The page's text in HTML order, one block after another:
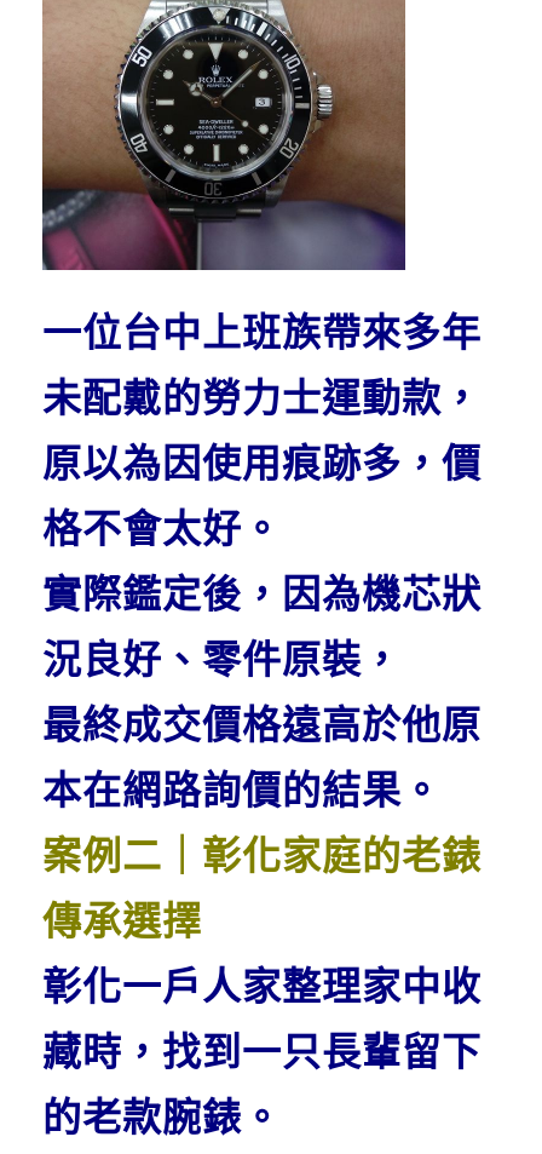
一位台中上班族帶來多年
未配戴的勞力士運動款，
原以為因使用痕跡多，價
格不會太好。
實際鑑定後，因為機芯狀
況良好、零件原裝，
最終成交價格遠高於他原
本在網路詢價的結果。
案例二｜彰化家庭的老錶
傳承選擇
彰化一戶人家整理家中收
藏時， 找到一只長輩留下
的老款腕錶。